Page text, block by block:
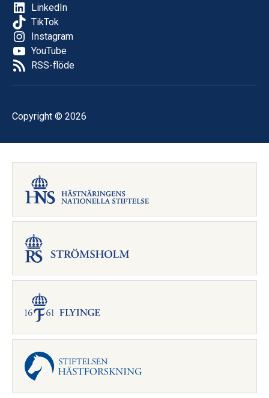
LinkedIn
TikTok
Instagram
YouTube
RSS-flöde
Copyright © 2026